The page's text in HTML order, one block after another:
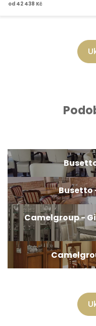
od 42 438 Kč
Busetto
Camelgroup -